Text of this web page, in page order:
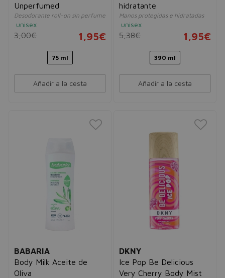
Unperfumed
Desodorante roll-on sin perfume
unisex
3,00€ 1,95€
75 ml
Añadir a la cesta
hidratante
Manos protegidas e hidratadas
unisex
5,38€ 1,95€
390 ml
Añadir a la cesta
BABARIA
Body Milk Aceite de
Oliva
DKNY
Ice Pop Be Delicious
Very Cherry Body Mist